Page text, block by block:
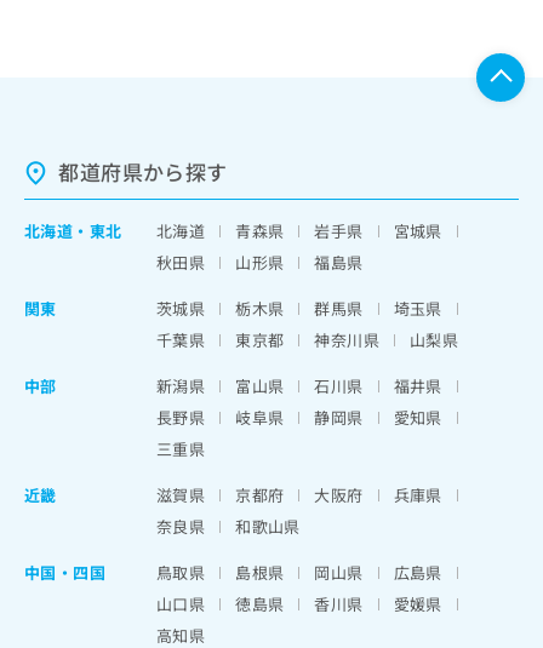
都道府県から探す
北海道 ・ 東北 北海道 青森県 岩手県
宮城県
秋田県
山形県
福島県
関東
茨城県 栃木県 群馬県
埼玉県
千葉県
東京都 神奈川県
山梨県
中部
新潟県 富山県 石川県
福井県
長野県
岐阜県 静岡県
愛知県
三重県
近畿
滋賀県 京都府 大阪府
兵庫県
奈良県
和歌山県
中国・四国
鳥取県 島根県 岡山県
広島県
山口県
徳島県 香川県
愛媛県
高知県